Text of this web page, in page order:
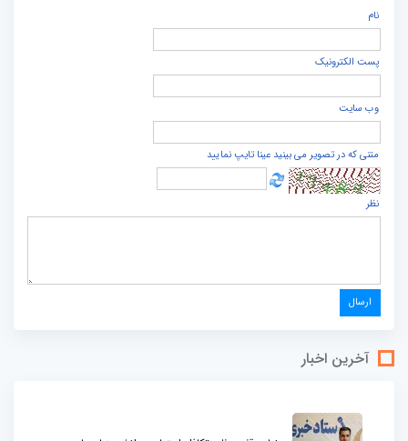
نام
پست الكترونيک
وب سایت
متنی که در تصویر می بینید عینا تایپ نمایید
نظر
آخرین اخبار